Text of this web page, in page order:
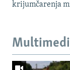
krijumčarenja